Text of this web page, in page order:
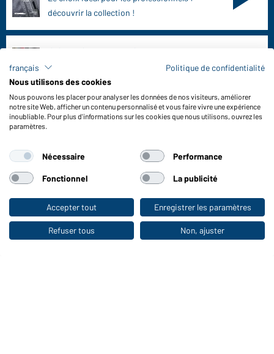
Vers la boutique pour particuliers
Daiber Service
FAQ / Manuel d' utilisation
Vérifier le stock
Reporting system according to whistleblower protection act
Fonctions et entretien
Conseils d'entretien
Tailles
Couleurs
WORKWEAR COLLECTION
Le choix idéal pour les professionnels :
français
Politique de confidentialité
Nous utilisons des cookies
Nous pouvons les placer pour analyser les données de nos visiteurs, améliorer
notre site Web, afficher un contenu personnalisé et vous faire vivre une expérience
inoubliable. Pour plus d'informations sur les cookies que nous utilisons, ouvrez les
paramètres.
Nécessaire Performance
Fonctionnel La publicité
Accepter tout Enregistrer les paramètres
Refuser tous Non, ajuster